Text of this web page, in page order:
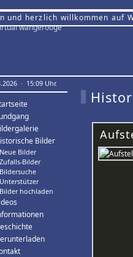
und herzlich willkommen auf
· 15:09 Uhr.
Bilder
Neue Bilder
Zufalls-Bilder
Bildersuche
Unterstützer
Bilder hochladen